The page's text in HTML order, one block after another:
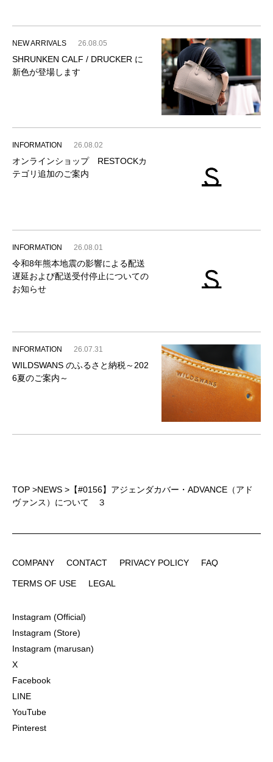
NEW ARRIVALS 26.08.05
SHRUNKEN CALF / DRUCKER に
新色が登場します
INFORMATION 26.08.02
オンラインショップ RESTOCKカ
テゴリ追加のご案内
INFORMATION 26.08.01
令和8年熊本地震の影響による配送
遅延および配送受付停止についての
お知らせ
INFORMATION 26.07.31
WILDSWANS のふるさと納税～202
6夏のご案内～
TOP >NEWS > 【#0156】アジェンダカバー・ADVANCE（アド
ヴァンス）について ３
COMPANY
CONTACT
PRIVACY POLICY
FAQ
TERMS OF USE
LEGAL
Instagram (Official)
Instagram (Store)
Instagram (marusan)
X
Facebook
LINE
YouTube
Pinterest